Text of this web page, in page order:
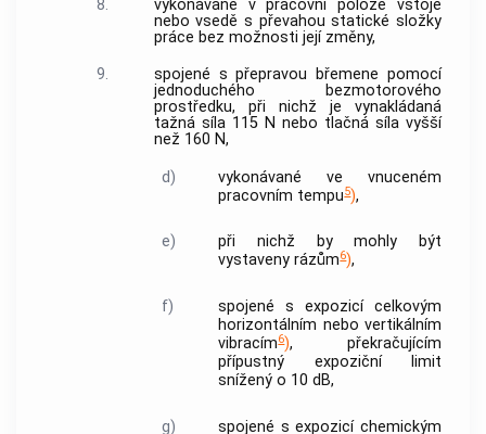
8.
vykonávané v pracovní poloze vstoje
nebo vsedě s převahou statické složky
práce bez možnosti její změny,
9.
spojené s přepravou břemene pomocí
jednoduchého bezmotorového
prostředku, při nichž je vynakládaná
tažná síla 115 N nebo tlačná síla vyšší
než 160 N,
d)
vykonávané ve vnuceném
pracovním tempu5),
e)
při nichž by mohly být
vystaveny rázům6),
f)
spojené s expozicí celkovým
horizontálním nebo vertikálním
vibracím6), překračujícím
přípustný expoziční limit
snížený o 10 dB,
g) spojené s expozicí chemickým